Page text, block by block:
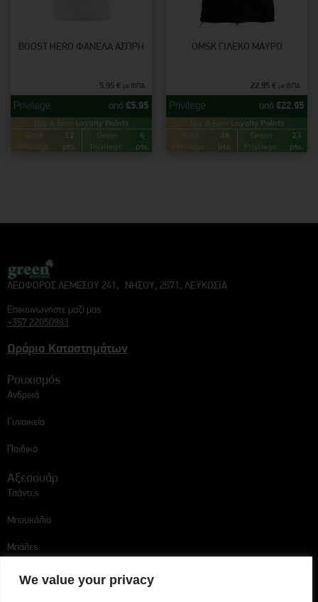
We value your privacy
BOOST HERO ΦΑΝΈΛΑ ΆΣΠΡΗ
5.95 € με ΦΠΑ
από €5.95
Buy & Earn Loyalty Points
Gold
Privilege:
12
pts.
Green
Privilege:
6
pts.
OMSK ΓΙΛΈΚΟ ΜΑΎΡΟ
22.95 € με ΦΠΑ
από €22.95
Buy & Earn Loyalty Points
Gold
Privilege:
46
pts.
Green
Privilege:
23
pts.
ΛΕΩΦΟΡΟΣ ΛΕΜΕΣΟΥ 241, ΝΗΣΟΥ, 2571, ΛΕΥΚΩΣΙΑ
Επικοινωνήστε μαζί μας
+357 22050983
Ωράρια Καταστημάτων
Ρουχισμός
Ανδρικά
Γυναικεία
Παιδικά
Αξεσουάρ
Τσάντες
Μπουκάλια
Μπάλες
Ακολουθήστε μας